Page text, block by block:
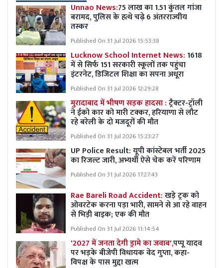
Unnao News:75 लाख का 1.51 कुंतल गांजा
बरामद, पुलिस के हत्थे चढ़े 6 अंतरराज्यीय
तस्कर
Published On 31 Jul 2026 15:53:38
Lucknow School Internet News:1618
में से सिर्फ 151 सरकारी स्कूलों तक पहुंचा
इंटरनेट, डिजिटल शिक्षा का सपना अधूरा
Published On 31 Jul 2026 12:29:28
मुरादाबाद में भीषण सड़क हादसा :ट्रैक्टर-ट्रॉली
ने ईको कार को मारी टक्कर, हरियाणा से लौट
रहे बरेली के दो मजदूरों की मौत
Published On 31 Jul 2026 15:23:27
UP Police Result: यूपी कांस्टेबल भर्ती 2025
का रिजल्ट जारी, अभ्यर्थी ऐसे चेक करें परिणाम
Published On 31 Jul 2026 17:27:43
Rae Bareli Road Accident:खड़े ट्रक को
ओवरटेक करना पड़ा भारी, सामने से आ रहे वाहन
से भिड़ी बाइक; एक की मौत
Published On 31 Jul 2026 11:14:54
'2027 में जनता देगी ड्रामे का जवाब',पप्पू यादव
पर भड़के बीजेपी विधायक वेद गुप्ता, कहा-
विपक्ष के पास मुद्दा खत्म